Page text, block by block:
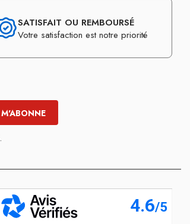
SATISFAIT OU REMBOURSÉ
Votre satisfaction est notre priorité
.